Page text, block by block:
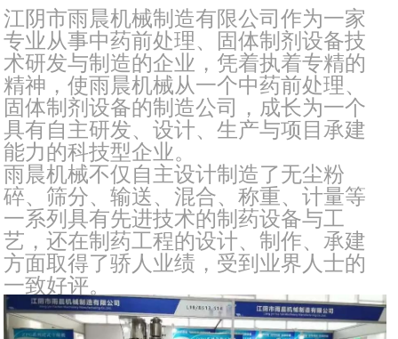
江阴市雨晨机械制造有限公司作为一家
专业从事中药前处理、固体制剂设备技
术研发与制造的企业，凭着执着专精的
精神，使雨晨机械从一个中药前处理、
固体制剂设备的制造公司，成长为一个
具有自主研发、设计、生产与项目承建
能力的科技型企业。
雨晨机械不仅自主设计制造了无尘粉
碎、筛分、输送、混合、称重、计量等
一系列具有先进技术的制药设备与工
艺，还在制药工程的设计、制作、承建
方面取得了骄人业绩，受到业界人士的
一致好评。